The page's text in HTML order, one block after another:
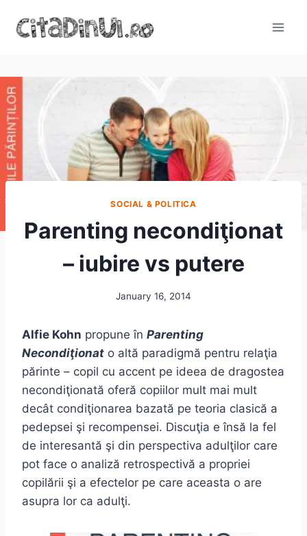
SOCIAL & POLITICA
Parenting necondiţionat
– iubire vs putere
January 16, 2014
Alfie Kohn propune în Parenting
Necondiţionat o altă paradigmă pentru relaţia
părinte – copil cu accent pe ideea de dragostea
necondiţionată oferă copiilor mult mai mult
decât condiţionarea bazată pe teoria clasică a
pedepsei şi recompensei. Discuţia e însă la fel
de interesantă şi din perspectiva adulţilor care
pot face o analiză retrospectivă a propriei
copilării şi a efectelor pe care aceasta o are
asupra lor ca adulţi.